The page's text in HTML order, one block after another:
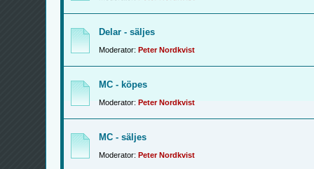
Delar - säljes
Moderator: Peter Nordkvist
MC - köpes
Moderator: Peter Nordkvist
MC - säljes
Moderator: Peter Nordkvist